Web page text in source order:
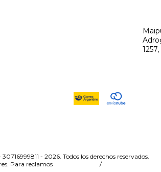
- 2026. Todos los derechos reservados.
Para reclamos
/